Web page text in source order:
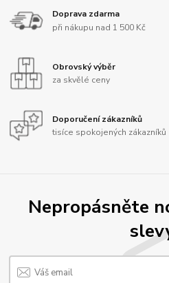
Doprava zdarma
při nákupu nad 1 500 Kč
Obrovský výběr
za skvělé ceny
Doporučení zákazníků
tisíce spokojených zákazníků
Nepropásněte